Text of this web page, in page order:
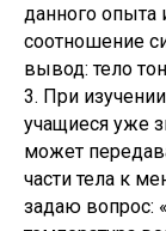
данного опыта
соотношение
вывод: тело
3. При
учащиеся уже
может
части тела к
задаю вопрос: